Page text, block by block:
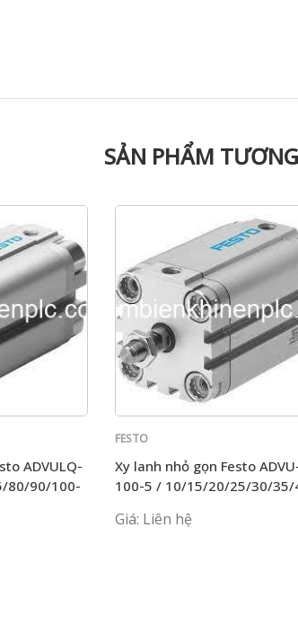
SẢN PHẨM
ADVULQ-
80/90/100-
FESTO
Xy lanh nhỏ gọn Festo
100-5 / 10/15/20/25/30/35/
Giá: Liên hệ